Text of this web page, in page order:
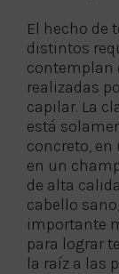
El hecho de
distintos
contemplan
realizadas
capilar. La
está
concreto,
en un
de alta
cabello
importante
para lograr
la raíz a las